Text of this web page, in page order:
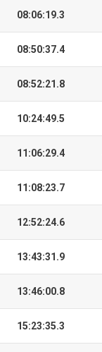
08:06:19.3
08:50:37.4
08:52:21.8
10:24:49.5
11:06:29.4
11:08:23.7
12:52:24.6
13:43:31.9
13:46:00.8
15:23:35.3